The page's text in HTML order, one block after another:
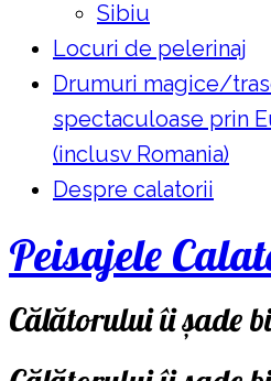
Sibiu
Locuri de pelerinaj
Drumuri magice/
spectaculoase prin
(inclusv Romania)
Despre calatorii
Peisajele
Călătorului îi șade